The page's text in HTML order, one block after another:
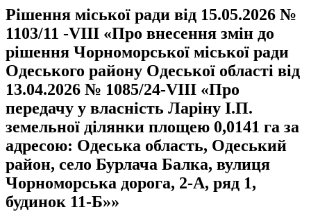
Рішення міської ради від 15.05.2026 №
1103/11 -VIII «Про внесення змін до
рішення Чорноморської міської ради
Одеського району Одеської області від
13.04.2026 № 1085/24-VIII «Про
передачу у власність Ларіну І.П.
земельної ділянки площею 0,0141 га за
адресою: Одеська область, Одеський
район, село Бурлача Балка, вулиця
Чорноморська дорога, 2-А, ряд 1,
будинок 11-Б»»